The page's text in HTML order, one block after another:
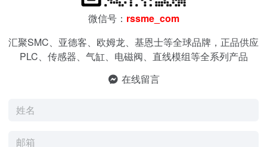
微信号： rssme_com
汇聚SMC、亚德客、欧姆龙、基恩士等全球品牌，正品供应
PLC、传感器、气缸、电磁阀、直线模组等全系列产品
在线留言